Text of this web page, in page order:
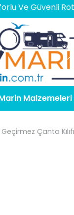
Rotalar İçin
Malzemeleri
Çanta Kılıfı